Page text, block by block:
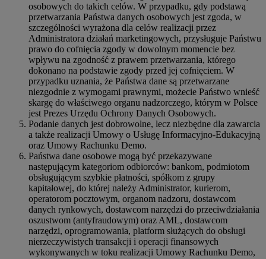
osobowych do takich celów. W przypadku, gdy podstawą
przetwarzania Państwa danych osobowych jest zgoda, w
szczególności wyrażona dla celów realizacji przez
Administratora działań marketingowych, przysługuje Państwu
prawo do cofnięcia zgody w dowolnym momencie bez
wpływu na zgodność z prawem przetwarzania, którego
dokonano na podstawie zgody przed jej cofnięciem. W
przypadku uznania, że Państwa dane są przetwarzane
niezgodnie z wymogami prawnymi, możecie Państwo wnieść
skargę do właściwego organu nadzorczego, którym w Polsce
jest Prezes Urzędu Ochrony Danych Osobowych.
Podanie danych jest dobrowolne, lecz niezbędne dla zawarcia
a także realizacji Umowy o Usługę Informacyjno-Edukacyjną
oraz Umowy Rachunku Demo.
Państwa dane osobowe mogą być przekazywane
następującym kategoriom odbiorców: bankom, podmiotom
obsługującym szybkie płatności, spółkom z grupy
kapitałowej, do której należy Administrator, kurierom,
operatorom pocztowym, organom nadzoru, dostawcom
danych rynkowych, dostawcom narzędzi do przeciwdziałania
oszustwom (antyfraudowym) oraz AML, dostawcom
narzędzi, oprogramowania, platform służących do obsługi
nierzeczywistych transakcji i operacji finansowych
wykonywanych w toku realizacji Umowy Rachunku Demo,